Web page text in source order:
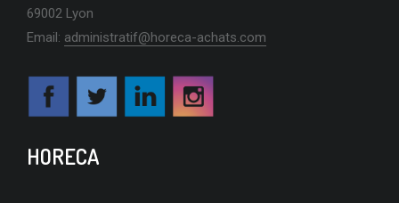
EN SAVOIR PLUS
69002 Lyon
Email: administratif@horeca-achats.com
HORECA